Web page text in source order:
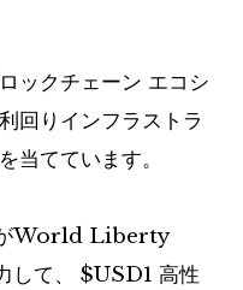
ックチェーン エコシ
回りインフラストラ
当てています。
World Liberty
て、 $USD1 高性